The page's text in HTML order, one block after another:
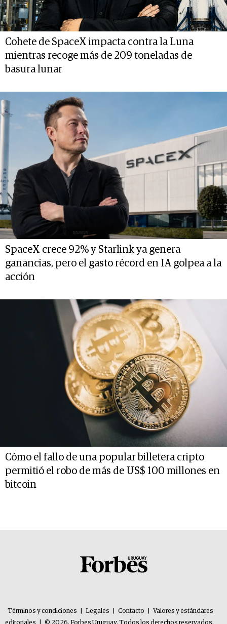
Cohete de SpaceX impacta contra la Luna
mientras recoge más de 209 toneladas de
basura lunar
SpaceX crece 92% y Starlink ya genera
ganancias, pero el gasto récord en IA golpea a la
acción
Cómo el fallo de una popular billetera cripto
permitió el robo de más de US$ 100 millones en
bitcoin
Términos y condiciones Legales Contacto
Valores y estándares